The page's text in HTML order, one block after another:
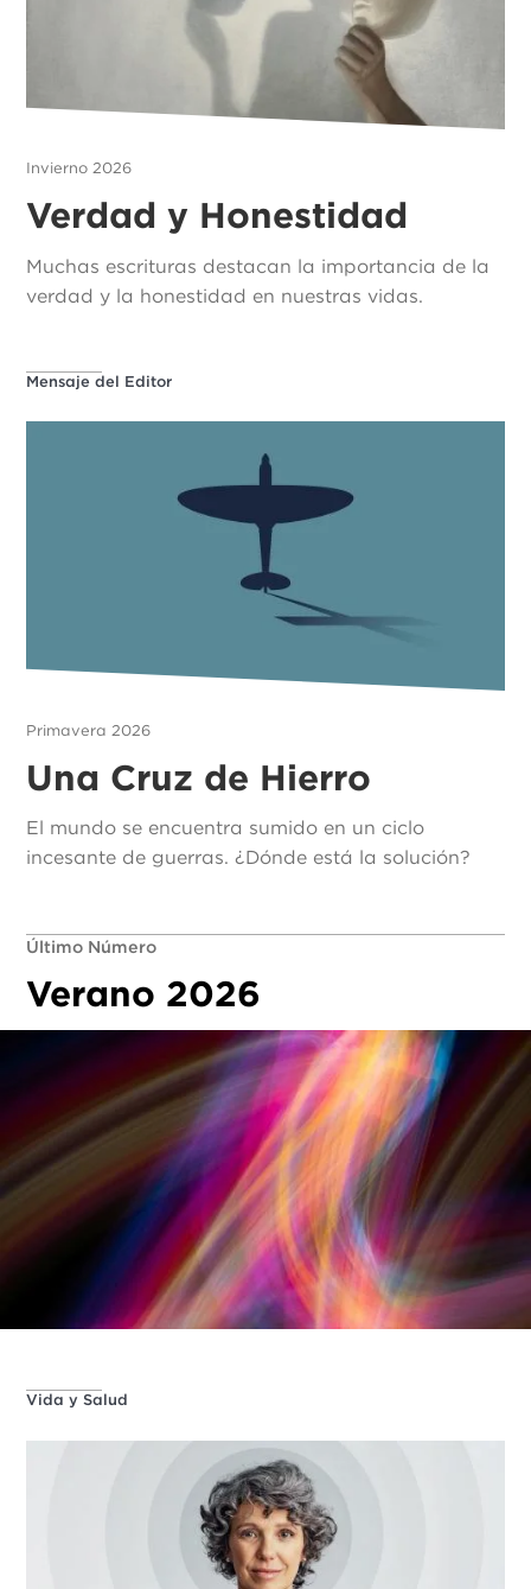
Invierno 2026
Verdad y Honestidad
Muchas escrituras destacan la importancia de la
verdad y la honestidad en nuestras vidas.
Mensaje del Editor
Primavera 2026
Una Cruz de Hierro
El mundo se encuentra sumido en un ciclo
incesante de guerras. ¿Dónde está la solución?
Último Número
Verano 2026
Vida y Salud